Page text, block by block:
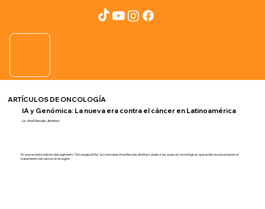
ARTÍCULOS DE ONCOLOGÍA
IA y Genómica: La nueva era contra el cáncer en Latinoamérica
Lic. Ana Marcela Jiménez
En una reciente edición del segmento "Oncología al Día", la Licenciada Ana Marcela Jiménez analizó los avances tecnológicos que están revolucionando el
tratamiento del cáncer en la región.